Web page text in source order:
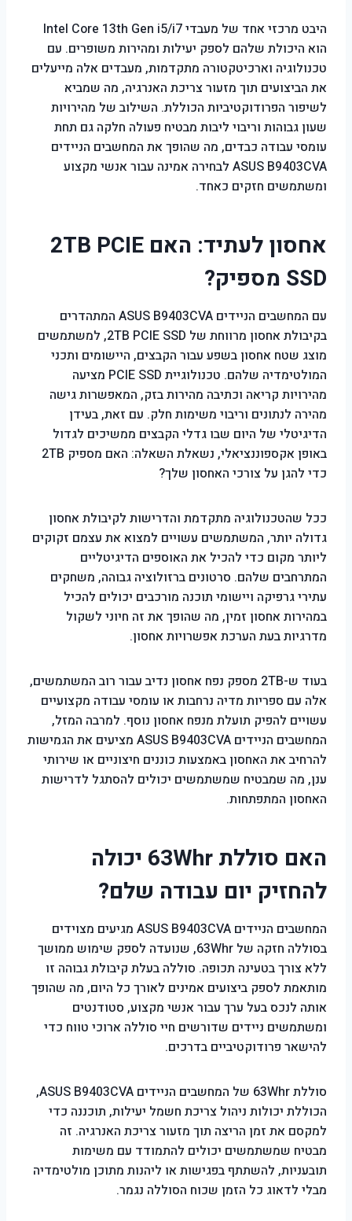
היבט מרכזי אחד של מעבדי Intel Core 13th Gen i5/i7
הוא היכולת שלהם לספק יעילות ומהירות משופרים. עם
טכנולוגיה וארכיטקטורה מתקדמות, מעבדים אלה מייעלים
את הביצועים תוך מזעור צריכת האנרגיה, מה שמביא
לשיפור הפרודוקטיביות הכוללת. השילוב של מהירויות
שעון גבוהות וריבוי ליבות מבטיח פעולה חלקה גם תחת
עומסי עבודה כבדים, מה שהופך את המחשבים הניידים
ASUS B9403CVA לבחירה אמינה עבור אנשי מקצוע
ומשתמשים חזקים כאחד.
אחסון לעתיד: האם 2TB PCIE
SSD מספיק?
עם המחשבים הניידים ASUS B9403CVA המתהדרים
בקיבולת אחסון מרווחת של 2TB PCIE SSD, למשתמשים
מוצג שטח אחסון בשפע עבור הקבצים, היישומים ותכני
המולטימדיה שלהם. טכנולוגיית PCIE SSD מציעה
מהירויות קריאה וכתיבה מהירות בזק, המאפשרות גישה
מהירה לנתונים וריבוי משימות חלק. עם זאת, בעידן
הדיגיטלי של היום שבו גדלי הקבצים ממשיכים לגדול
באופן אקספוננציאלי, נשאלת השאלה: האם מספיק 2TB
כדי להגן על צורכי האחסון שלך?
ככל שהטכנולוגיה מתקדמת והדרישות לקיבולת אחסון
גדולה יותר, המשתמשים עשויים למצוא את עצמם זקוקים
ליותר מקום כדי להכיל את האוספים הדיגיטליים
המתרחבים שלהם. סרטונים ברזולוציה גבוהה, משחקים
עתירי גרפיקה ויישומי תוכנה מורכבים יכולים להכיל
במהירות אחסון זמין, מה שהופך את זה חיוני לשקול
מדרגיות בעת הערכת אפשרויות אחסון.
בעוד ש-2TB מספק נפח אחסון נדיב עבור רוב המשתמשים,
אלה עם ספריות מדיה נרחבות או עומסי עבודה מקצועיים
עשויים להפיק תועלת מנפח אחסון נוסף. למרבה המזל,
המחשבים הניידים ASUS B9403CVA מציעים את הגמישות
להרחיב את האחסון באמצעות כוננים חיצוניים או שירותי
ענן, מה שמבטיח שמשתמשים יכולים להסתגל לדרישות
האחסון המתפתחות.
האם סוללת 63Whr יכולה
להחזיק יום עבודה שלם?
המחשבים הניידים ASUS B9403CVA מגיעים מצוידים
בסוללה חזקה של 63Whr, שנועדה לספק שימוש ממושך
ללא צורך בטעינה תכופה. סוללה בעלת קיבולת גבוהה זו
מותאמת לספק ביצועים אמינים לאורך כל היום, מה שהופך
אותה לנכס בעל ערך עבור אנשי מקצוע, סטודנטים
ומשתמשים ניידים שדורשים חיי סוללה ארוכי טווח כדי
להישאר פרודוקטיביים בדרכים.
סוללת 63Whr של המחשבים הניידים ASUS B9403CVA,
הכוללת יכולות ניהול צריכת חשמל יעילות, תוכננה כדי
למקסם את זמן הריצה תוך מזעור צריכת האנרגיה. זה
מבטיח שמשתמשים יכולים להתמודד עם משימות
תובעניות, להשתתף בפגישות או ליהנות מתוכן מולטימדיה
מבלי לדאוג כל הזמן שכוח הסוללה נגמר.